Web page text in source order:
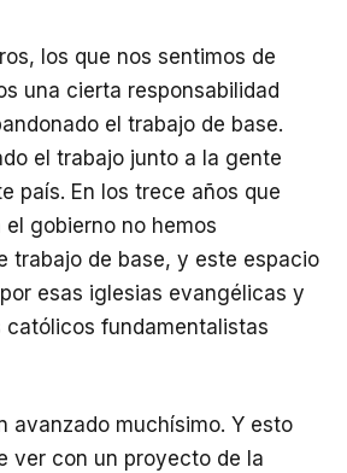
los que nos sentimos de
una cierta responsabilidad
el trabajo de base.
el trabajo junto a la gente
país. En los trece años que
gobierno no hemos
trabajo de base, y este espacio
esas iglesias evangélicas y
católicos fundamentalistas
avanzado muchísimo. Y esto
ver con un proyecto de la